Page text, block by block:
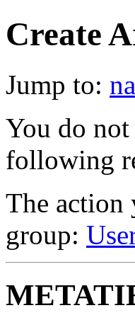
Create
Jump to:
You do
following
The action
group: